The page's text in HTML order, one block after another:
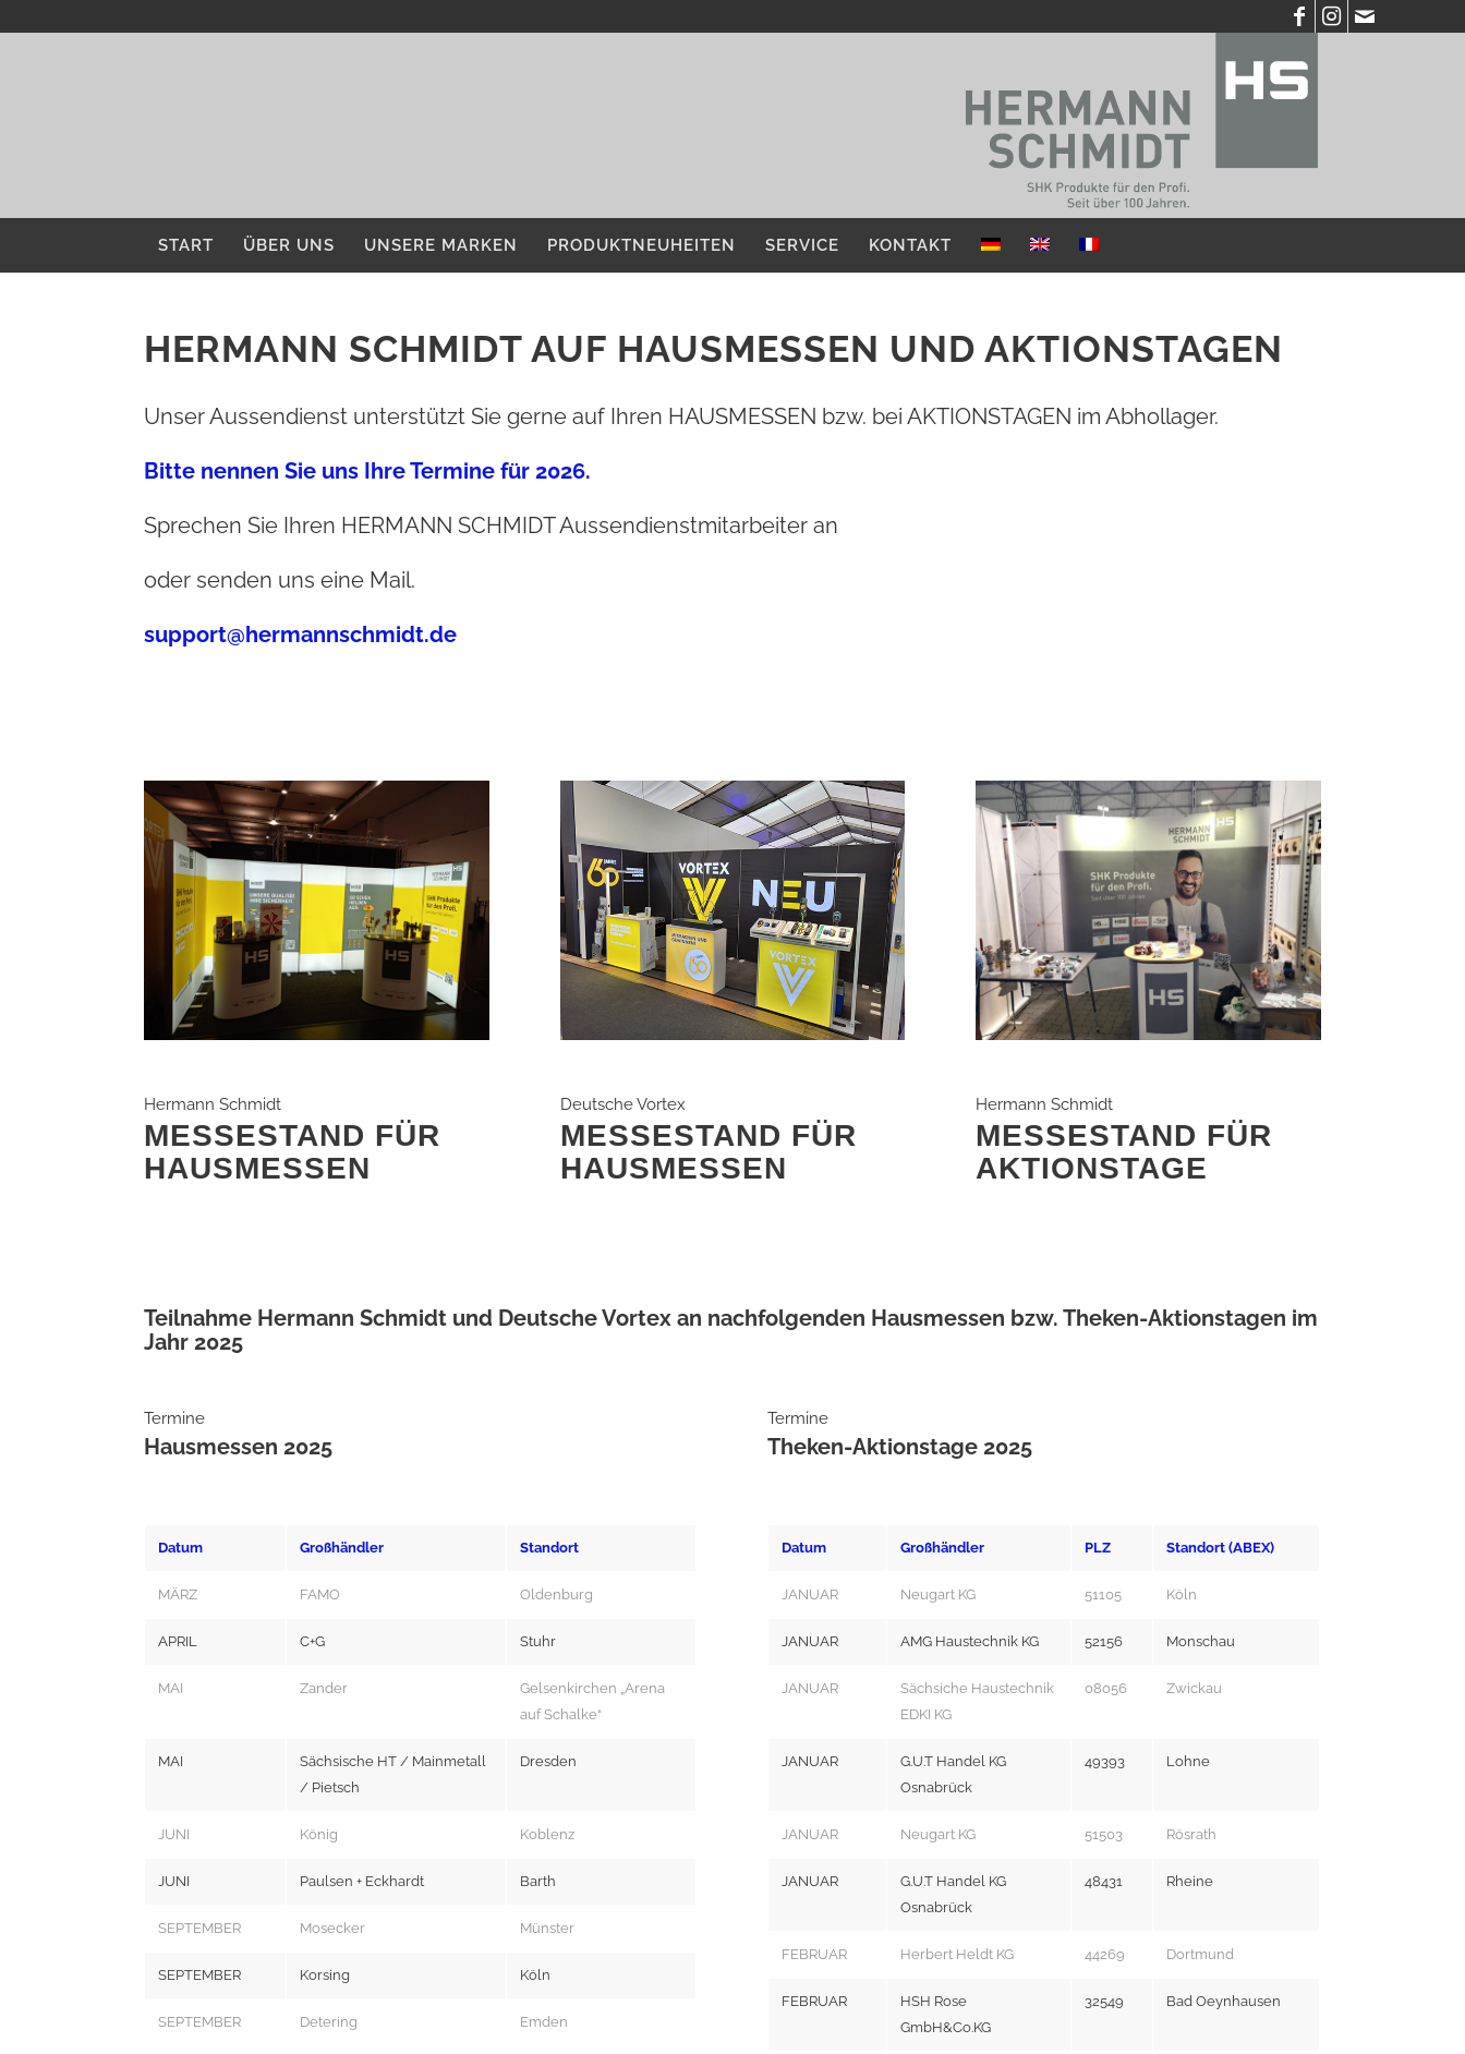
START ÜBER UNS UNSERE MARKEN PRODUKTNEUHEITEN SERVICE KONTAKT
HERMANN SCHMIDT AUF HAUSMESSEN UND AKTIONSTAGEN
Unser Aussendienst unterstützt Sie gerne auf Ihren HAUSMESSEN bzw. bei AKTIONSTAGEN im Abhollager.
Bitte nennen Sie uns Ihre Termine für 2026.
Sprechen Sie Ihren HERMANN SCHMIDT Aussendienstmitarbeiter an
oder senden uns eine Mail.
support@hermannschmidt.de
Hermann Schmidt
MESSESTAND FÜR
HAUSMESSEN
Deutsche Vortex
MESSESTAND FÜR
HAUSMESSEN
Hermann Schmidt
MESSESTAND FÜR
AKTIONSTAGE
Teilnahme Hermann Schmidt und Deutsche Vortex an nachfolgenden Hausmessen bzw. Theken-Aktionstagen im
Jahr 2025
Termine
Hausmessen 2025
Termine
Theken-Aktionstage 2025
Datum Großhändler Standort
MÄRZ FAMO Oldenburg
APRIL C+G Stuhr
MAI Zander
Gelsenkirchen „Arena
auf Schalke“
MAI
Sächsische HT / Mainmetall
/ Pietsch
Dresden
JUNI König Koblenz
JUNI Paulsen + Eckhardt Barth
SEPTEMBER Mosecker Münster
SEPTEMBER Korsing Köln
SEPTEMBER Detering Emden
Datum Großhändler PLZ Standort (ABEX)
JANUAR Neugart KG 51105 Köln
JANUAR AMG Haustechnik KG 52156 Monschau
JANUAR
Sächsiche Haustechnik
EDKI KG
08056 Zwickau
JANUAR
G.U.T Handel KG
Osnabrück
49393 Lohne
JANUAR Neugart KG 51503 Rösrath
JANUAR
G.U.T Handel KG
Osnabrück
48431 Rheine
FEBRUAR Herbert Heldt KG 44269 Dortmund
FEBRUAR
HSH Rose
GmbH&Co.KG
32549 Bad Oeynhausen